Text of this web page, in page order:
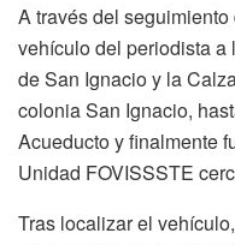
A través del
vehículo del periodista a
de San Ignacio y la
colonia San Ignacio,
Acueducto y finalmente
Unidad FOVISSSTE
Tras localizar el